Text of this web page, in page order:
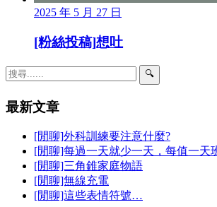
2025 年 5 月 27 日
[粉絲投稿]想吐
🔍
最新文章
[閒聊]外科訓練要注意什麼?
[閒聊]每過一天就少一天，每值一天
[閒聊]三角錐家庭物語
[閒聊]無線充電
[閒聊]這些表情符號…